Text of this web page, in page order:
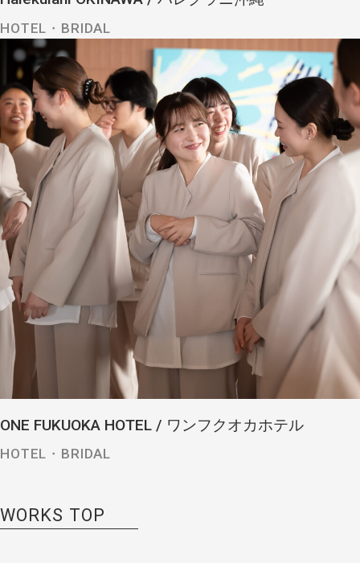
HOTEL・BRIDAL
ONE FUKUOKA HOTEL / ワンフクオカホテル
HOTEL・BRIDAL
WORKS TOP